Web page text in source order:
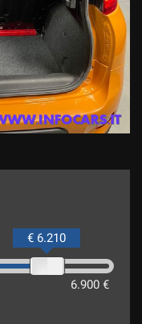
6.900 €
€ 6.210